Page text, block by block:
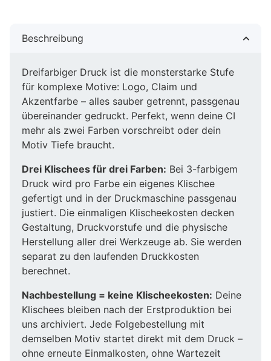
Beschreibung
Dreifarbiger Druck ist die monsterstarke Stufe
für komplexe Motive: Logo, Claim und
Akzentfarbe – alles sauber getrennt, passgenau
übereinander gedruckt. Perfekt, wenn deine CI
mehr als zwei Farben vorschreibt oder dein
Motiv Tiefe braucht.
Drei Klischees für drei Farben: Bei 3-farbigem
Druck wird pro Farbe ein eigenes Klischee
gefertigt und in der Druckmaschine passgenau
justiert. Die einmaligen Klischeekosten decken
Gestaltung, Druckvorstufe und die physische
Herstellung aller drei Werkzeuge ab. Sie werden
separat zu den laufenden Druckkosten
berechnet.
Nachbestellung = keine Klischeekosten: Deine
Klischees bleiben nach der Erstproduktion bei
uns archiviert. Jede Folgebestellung mit
demselben Motiv startet direkt mit dem Druck –
ohne erneute Einmalkosten, ohne Wartezeit